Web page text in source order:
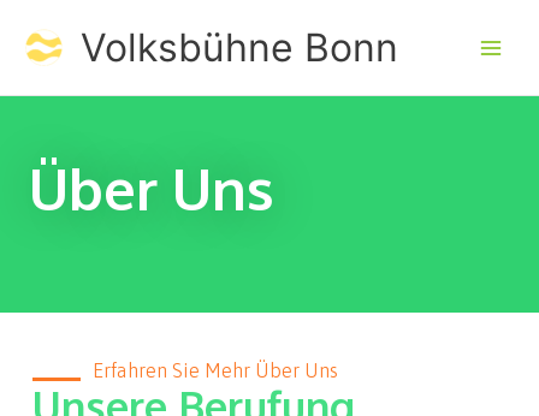
content
Volksbühne Bonn
Über Uns
Erfahren Sie Mehr Über Uns​
Unsere Berufung